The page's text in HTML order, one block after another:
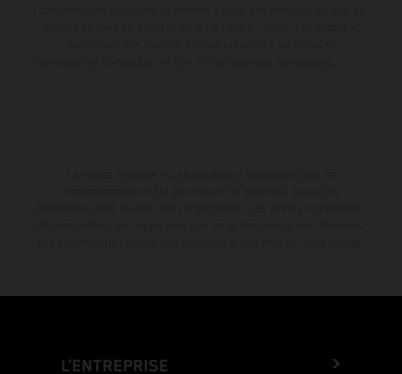
L’ENTREPRISE